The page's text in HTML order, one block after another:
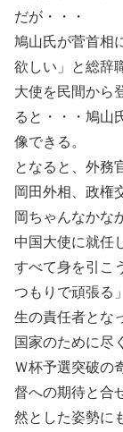
だが・・・
鳩山氏が菅首相
欲しい」と総辞
大使を民間から
ると・・・鳩山
像できる。
となると、外務
岡田外相、政権
岡ちゃんなかな
中国大使に就任
すべて身を引こ
つもりで頑張る
生の責任者とな
国家のために尽
Ｗ杯予選突破の
督への期待と合
然とした姿勢に